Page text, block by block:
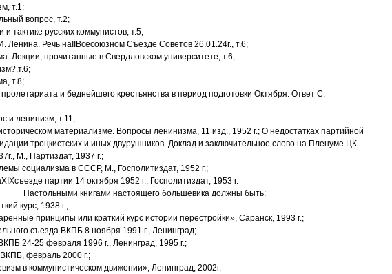
т.1;
вопрос, т.2;
и тактике русских коммунистов, т.5;
Ленина. Речь наIIВсесоюзном Съезде Советов 26.01.24г., т.6;
Лекции, прочитанные в Свердловском университете, т.6;
т.8;
и беднейшего крестьянства в период подготовки Октября. Ответ С.
и ленинизм, т.11;
материализме. Вопросы ленинизма, 11 изд., 1952 г.; О недостатках партийной
троцкистских и иных двурушников. Доклад и заключительное слово на Пленуме ЦК
М., Партиздат, 1937 г.;
социализма в СССР, М., Госполитиздат, 1952 г.;
XIXсъезде партии 14 октября 1952 г., Госполитиздат, 1953 г.
Настольными книгами настоящего большевика должны быть:
курс, 1938 г.;
принципы или краткий курс истории перестройки», Саранск, 1993 г.;
съезда ВКПБ 8 ноября 1991 г., Ленинград;
24-25 февраля 1996 г., Ленинград, 1995 г.;
февраль 2000 г.;
в коммунистическом движении», Ленинград, 2002г.